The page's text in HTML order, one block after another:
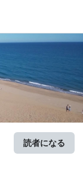
読者になる